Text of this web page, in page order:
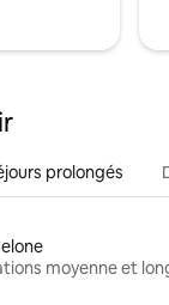
prolongés